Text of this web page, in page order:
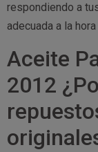
respondiendo a
adecuada a la
Aceite
2012